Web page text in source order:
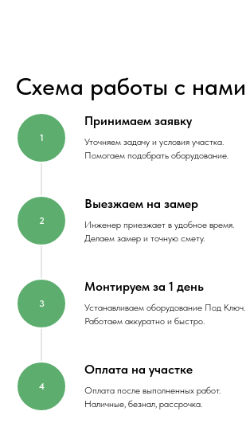
Схема работы с нами
Принимаем заявку
Уточняем задачу и условия участка.
Помогаем подобрать оборудование.
Выезжаем на замер
Инженер приезжает в удобное время.
Делаем замер и точную смету.
Монтируем за 1 день
Устанавливаем оборудование Под Ключ.
Работаем аккуратно и быстро.
Оплата на участке
Оплата после выполненных работ.
Наличные, безнал, рассрочка.